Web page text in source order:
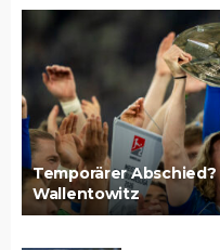
Temporärer
Wallentowitz